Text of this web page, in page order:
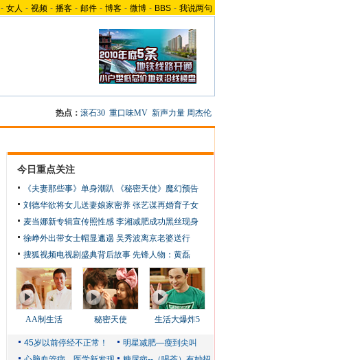
- 女人 - 视频 - 播客 - 邮件 - 博客 - 微博 - BBS - 我说两句
热点： 滚石30 重口味MV 新声力量 周杰伦
今日重点关注
《夫妻那些事》单身潮趴
《秘密天使》魔幻预告
刘德华欲将女儿送妻娘家密养 张艺谋再婚育子女
麦当娜新专辑宣传照性感 李湘减肥成功黑丝现身
徐峥外出带女士帽显邋遢 吴秀波离京老婆送行
搜狐视频电视剧盛典背后故事 先锋人物：黄磊
AA制生活 秘密天使 生活大爆炸5